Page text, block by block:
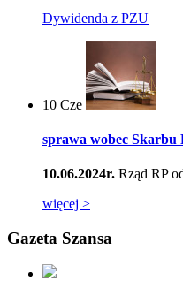
Dywidenda z PZU
10 Cze
sprawa wobec Skarbu
10.06.2024r. Rząd RP
więcej >
Gazeta Szansa